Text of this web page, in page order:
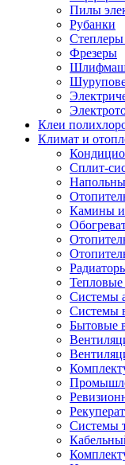
Пилы
Рубанки
Степлеры
Фрезеры
Клеи
Климат и
Сплит-
Камины и
Тепловые
Системы
Системы
Бытовые
Системы